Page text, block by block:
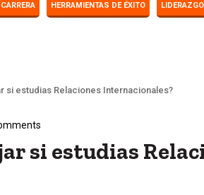
HERRAMIENTAS DE ÉXITO LIDERAZGO
si estudias Relaciones Internacionales?
si estudias